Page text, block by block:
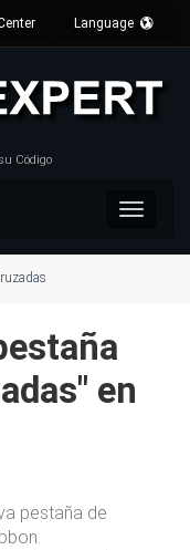
Language
Código
Toggle
en
pestaña de